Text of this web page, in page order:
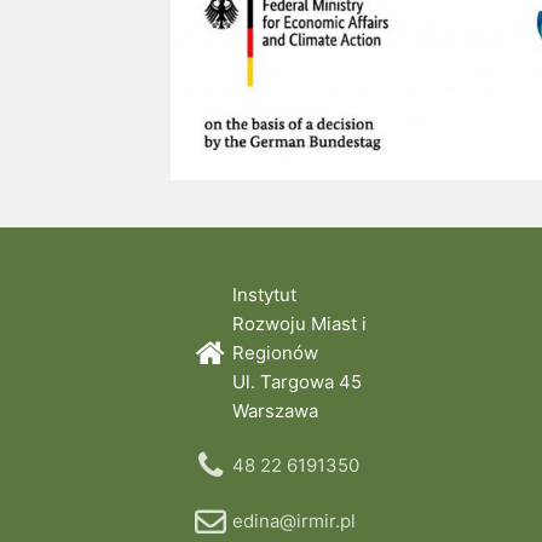
Instytut
Rozwoju Miast i
Regionów
Ul. Targowa 45
Warszawa
48 22 6191350
edina@irmir.pl